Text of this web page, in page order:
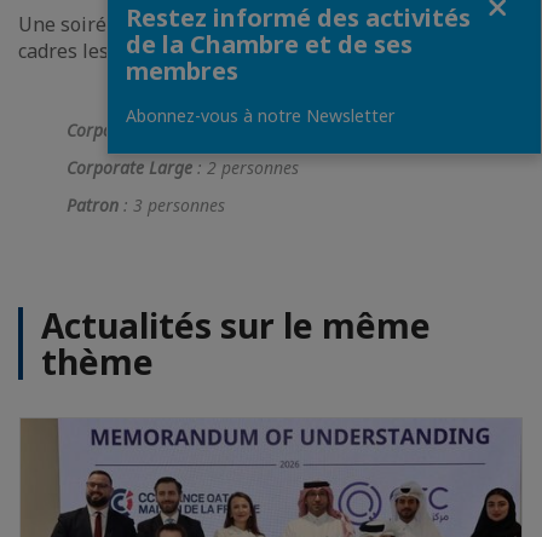
Une soirée de rencontres et de détente dans l’un des
cadres les plus élégants de Doha. ✨
Corporate SME: 1 personne
Corporate Large : 2 personnes
Patron : 3 personnes
Actualités sur le même
thème
Restez informé des activités
de la Chambre et de ses
membres
Abonnez-vous à notre Newsletter